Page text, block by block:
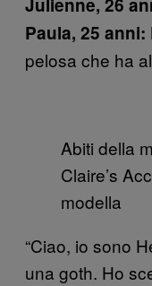
Julienne, 26
Paula, 25 anni:
pelosa che ha
Abiti della
Claire’s
modella
“Ciao, io sono
una goth. Ho